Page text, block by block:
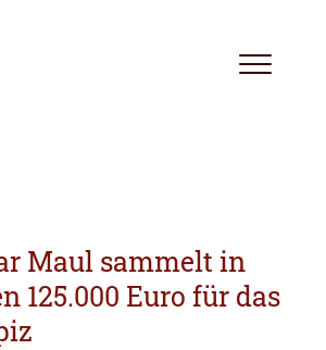
Toggle
Maul sammelt in
125.000 Euro für das